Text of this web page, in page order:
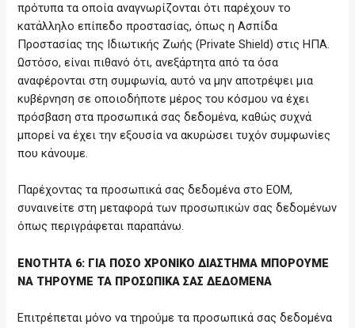
πρότυπα τα οποία αναγνωρίζονται ότι παρέχουν το
κατάλληλο επίπεδο προστασίας, όπως η Ασπίδα
Προστασίας της Ιδιωτικής Ζωής (Private Shield) στις ΗΠΑ.
Ωστόσο, είναι πιθανό ότι, ανεξάρτητα από τα όσα
αναφέρονται στη συμφωνία, αυτό να μην αποτρέψει μια
κυβέρνηση σε οποιοδήποτε μέρος του κόσμου να έχει
πρόσβαση στα προσωπικά σας δεδομένα, καθώς συχνά
μπορεί να έχει την εξουσία να ακυρώσει τυχόν συμφωνίες
που κάνουμε.
Παρέχοντας τα προσωπικά σας δεδομένα στο ΕΟΜ,
συναινείτε στη μεταφορά των προσωπικών σας δεδομένων
όπως περιγράφεται παραπάνω.
ΕΝΟΤΗΤΑ 6: ΓΙΑ ΠΟΣΟ ΧΡΟΝΙΚΟ ΔΙΑΣΤΗΜΑ ΜΠΟΡΟΥΜΕ
ΝΑ ΤΗΡΟΥΜΕ ΤΑ ΠΡΟΣΩΠΙΚΑ ΣΑΣ ΔΕΔΟΜΕΝΑ
Επιτρέπεται μόνο να τηρούμε τα προσωπικά σας δεδομένα